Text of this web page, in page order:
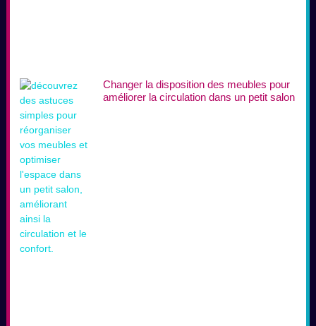
Changer la disposition des meubles pour
améliorer la circulation dans un petit salon